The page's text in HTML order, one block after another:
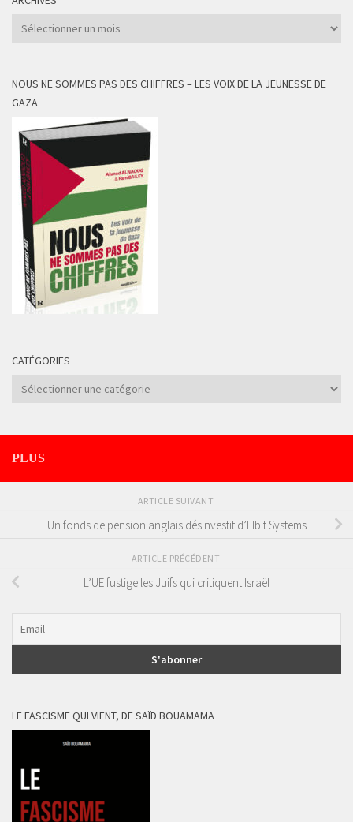
Archives
NOUS NE SOMMES PAS DES CHIFFRES – LES VOIX DE LA JEUNESSE DE
GAZA
CATÉGORIES
Catégories
PLUS
ARTICLE SUIVANT
Un fonds de pension anglais désinvestit d’Elbit Systems
ARTICLE PRÉCÉDENT
L’UE fustige les Juifs qui critiquent Israël
LE FASCISME QUI VIENT, DE SAÏD BOUAMAMA